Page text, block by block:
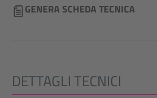
GENERA SCHEDA TECNICA
DETTAGLI TECNICI